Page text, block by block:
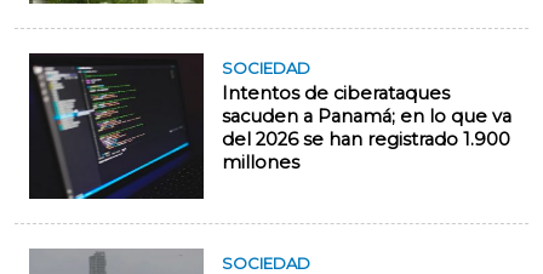
SOCIEDAD
Intentos de ciberataques
sacuden a Panamá; en lo que va
del 2026 se han registrado 1.900
millones
SOCIEDAD